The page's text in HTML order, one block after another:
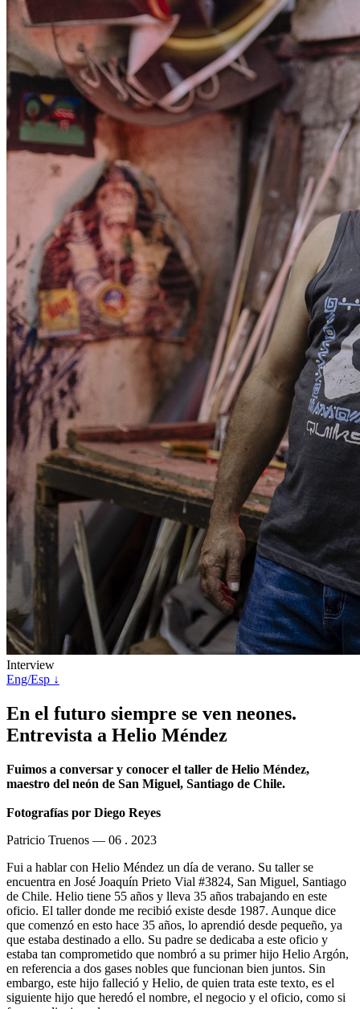
Interview
Eng/Esp ↓
En el futuro siempre se ven neones.
Entrevista a Helio Méndez
Fuimos a conversar y conocer el taller de Helio Méndez,
maestro del neón de San Miguel, Santiago de Chile.
Fotografías por Diego Reyes
Patricio Truenos — 06 . 2023
Fui a hablar con Helio Méndez un día de verano. Su taller se
encuentra en José Joaquín Prieto Vial #3824, San Miguel, Santiago
de Chile. Helio tiene 55 años y lleva 35 años trabajando en este
oficio. El taller donde me recibió existe desde 1987. Aunque dice
que comenzó en esto hace 35 años, lo aprendió desde pequeño, ya
que estaba destinado a ello. Su padre se dedicaba a este oficio y
estaba tan comprometido que nombró a su primer hijo Helio Argón,
en referencia a dos gases nobles que funcionan bien juntos. Sin
embargo, este hijo falleció y Helio, de quien trata este texto, es el
siguiente hijo que heredó el nombre, el negocio y el oficio, como si